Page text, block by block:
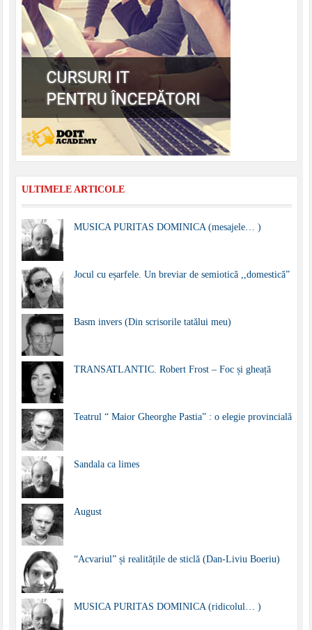
ULTIMELE ARTICOLE
MUSICA PURITAS DOMINICA (mesajele… )
Jocul cu eșarfele. Un breviar de semiotică ,,domestică”
Basm invers (Din scrisorile tatălui meu)
TRANSATLANTIC. Robert Frost – Foc și gheață
Teatrul “ Maior Gheorghe Pastia” : o elegie provincială
Sandala ca limes
August
“Acvariul” și realitățile de sticlă (Dan-Liviu Boeriu)
MUSICA PURITAS DOMINICA (ridicolul… )